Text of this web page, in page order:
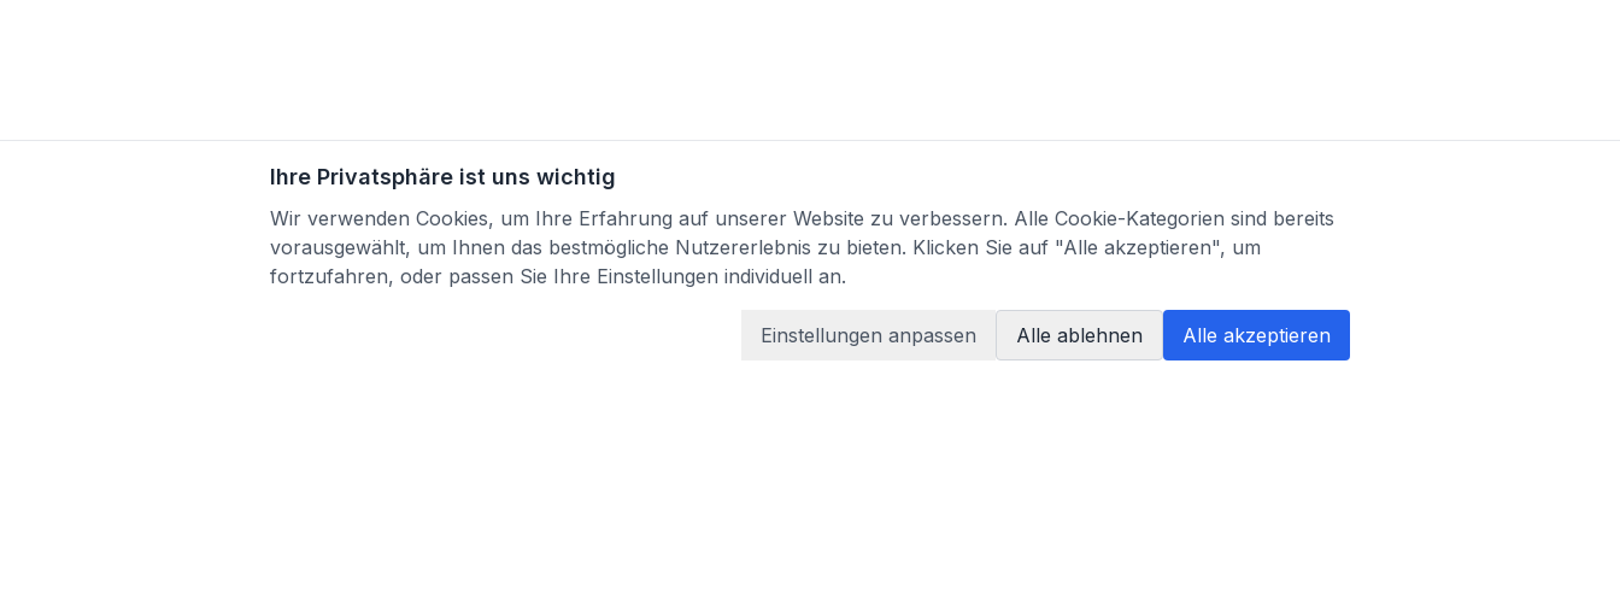
Ihre Privatsphäre ist uns wichtig
Wir verwenden Cookies, um Ihre Erfahrung auf unserer Website zu verbessern. Alle Cookie-Kategorien sind bereits
vorausgewählt, um Ihnen das bestmögliche Nutzererlebnis zu bieten. Klicken Sie auf "Alle akzeptieren", um
fortzufahren, oder passen Sie Ihre Einstellungen individuell an.
Einstellungen anpassen Alle ablehnen Alle akzeptieren